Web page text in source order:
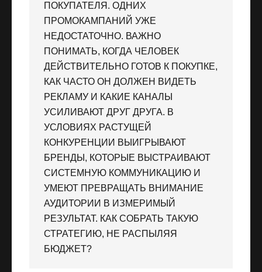
ПОКУПАТЕЛЯ. ОДНИХ
ПРОМОКАМПАНИЙ УЖЕ
НЕДОСТАТОЧНО. ВАЖНО
ПОНИМАТЬ, КОГДА ЧЕЛОВЕК
ДЕЙСТВИТЕЛЬНО ГОТОВ К ПОКУПКЕ,
КАК ЧАСТО ОН ДОЛЖЕН ВИДЕТЬ
РЕКЛАМУ И КАКИЕ КАНАЛЫ
УСИЛИВАЮТ ДРУГ ДРУГА. В
УСЛОВИЯХ РАСТУЩЕЙ
КОНКУРЕНЦИИ ВЫИГРЫВАЮТ
БРЕНДЫ, КОТОРЫЕ ВЫСТРАИВАЮТ
СИСТЕМНУЮ КОММУНИКАЦИЮ И
УМЕЮТ ПРЕВРАЩАТЬ ВНИМАНИЕ
АУДИТОРИИ В ИЗМЕРИМЫЙ
РЕЗУЛЬТАТ. КАК СОБРАТЬ ТАКУЮ
СТРАТЕГИЮ, НЕ РАСПЫЛЯЯ
БЮДЖЕТ?